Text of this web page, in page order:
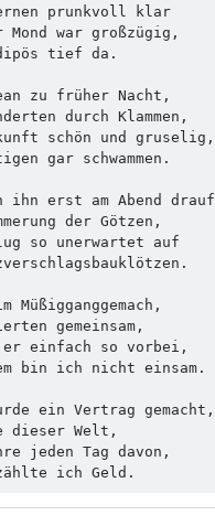
prunkvoll klar
Mond war großzügig,
tief da.
zu früher Nacht,
durch Klammen,
schön und gruselig,
gar schwammen.
ihn erst am Abend drauf
der Götzen,
so unerwartet auf
Müßigganggemach,
gemeinsam,
er einfach so vorbei,
bin ich nicht einsam.
ein Vertrag gemacht,
dieser Welt,
jeden Tag davon,
ich Geld.